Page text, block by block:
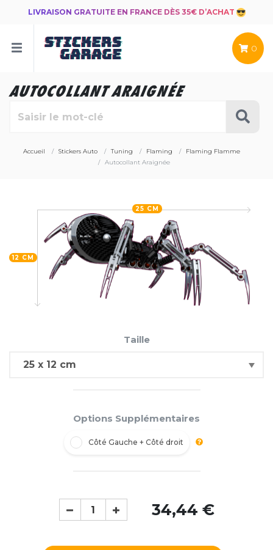
LIVRAISON GRATUITE EN FRANCE DÈS 35€ D’ACHAT
0
AUTOCOLLANT ARAIGNÉE
Accueil Stickers Auto Tuning Flaming
Flaming Flamme
Autocollant Araignée
12 CM
25 CM
Taille
Options Supplémentaires
Côté Gauche + Côté droit
34,44 €